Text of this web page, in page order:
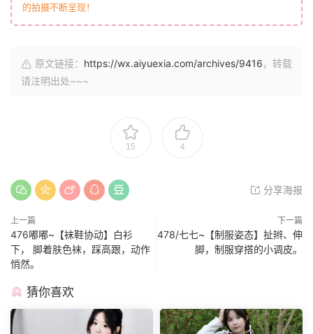
的拍摄不断呈现！
原文链接： https://wx.aiyuexia.com/archives/9416，转载
请注明出处~~~
15 4
分享海报
上一篇
476嘟嘟~【袜鞋协动】白衫
下， 脚着肤色袜，踩高跟，动作
悄然。
下一篇
478/七七~【制服姿态】扯辫、伸
脚，制服穿搭的小调皮。
猜你喜欢